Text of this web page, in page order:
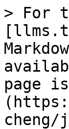
> For
page
cheng/